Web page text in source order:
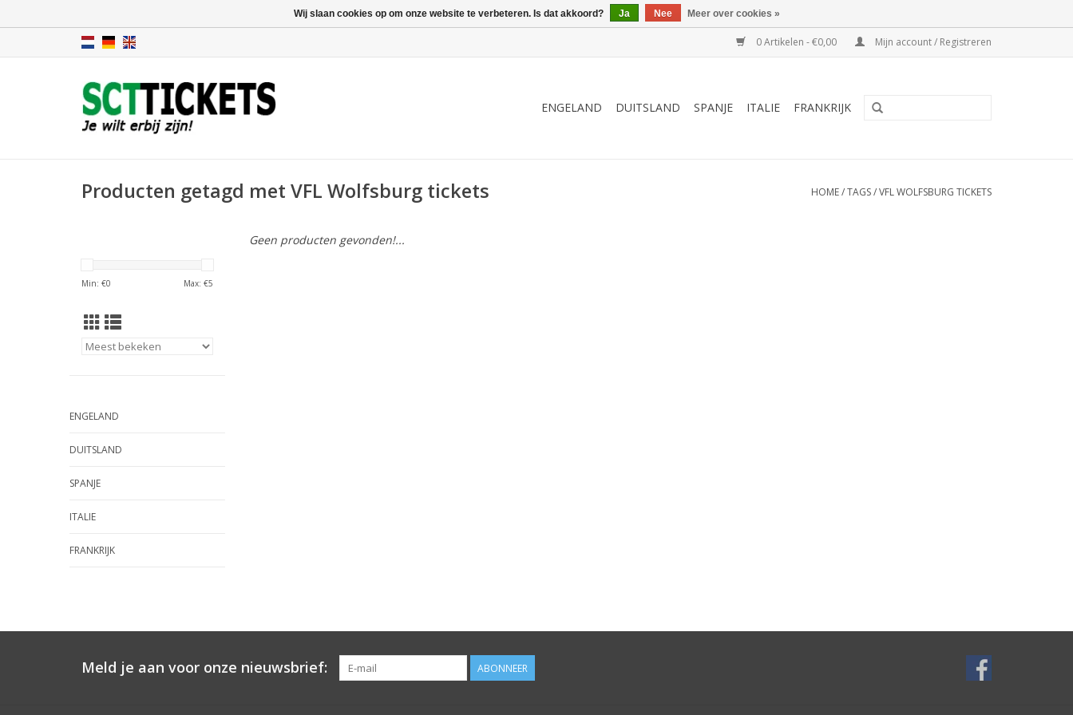
0 Artikelen - €0,00 Mijn account / Registreren
ENGELAND DUITSLAND SPANJE ITALIE FRANKRIJK
Producten getagd met VFL Wolfsburg tickets HOME/TAGS/VFL WOLFSBURG TICKETS
Min: €0 Max: €5
ENGELAND
DUITSLAND
SPANJE
ITALIE
FRANKRIJK
Geen producten gevonden!...
Meld je aan voor onze nieuwsbrief: ABONNEER
Wij slaan cookies op om onze website te verbeteren. Is dat akkoord? Ja Nee Meer over cookies »